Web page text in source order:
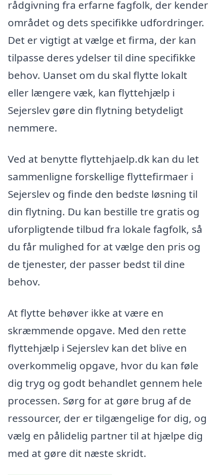
rådgivning fra erfarne fagfolk, der kender
området og dets specifikke udfordringer.
Det er vigtigt at vælge et firma, der kan
tilpasse deres ydelser til dine specifikke
behov. Uanset om du skal flytte lokalt
eller længere væk, kan flyttehjælp i
Sejerslev gøre din flytning betydeligt
nemmere.
Ved at benytte flyttehjaelp.dk kan du let
sammenligne forskellige flyttefirmaer i
Sejerslev og finde den bedste løsning til
din flytning. Du kan bestille tre gratis og
uforpligtende tilbud fra lokale fagfolk, så
du får mulighed for at vælge den pris og
de tjenester, der passer bedst til dine
behov.
At flytte behøver ikke at være en
skræmmende opgave. Med den rette
flyttehjælp i Sejerslev kan det blive en
overkommelig opgave, hvor du kan føle
dig tryg og godt behandlet gennem hele
processen. Sørg for at gøre brug af de
ressourcer, der er tilgængelige for dig, og
vælg en pålidelig partner til at hjælpe dig
med at gøre dit næste skridt.